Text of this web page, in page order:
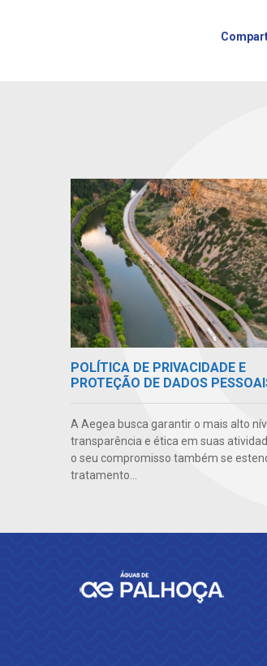
POLÍTICA DE PRIVACIDADE E
PROTEÇÃO DE DADOS
A Aegea busca garantir o mais alto
transparência e ética em suas
o seu compromisso também se
tratamento...